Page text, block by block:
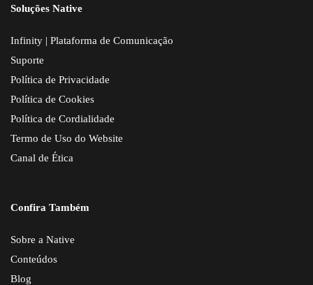
Soluções Native
Infinity | Plataforma de Comunicação
Suporte
Política de Privacidade
Política de Cookies
Política de Cordialidade
Termo de Uso do Website
Canal de Ética
Confira Também
Sobre a Native
Conteúdos
Blog